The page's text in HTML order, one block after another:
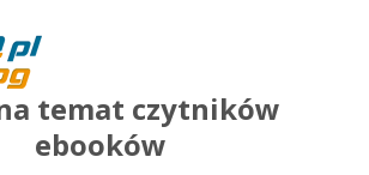
temat czytników
ebooków